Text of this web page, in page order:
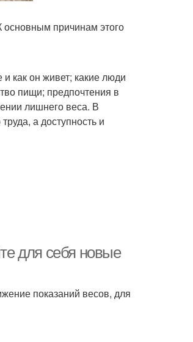
причинам этого
как он живет; какие люди
пищи; предпочтения в
лишнего веса. В
а доступность и
для себя новые
показаний весов, для